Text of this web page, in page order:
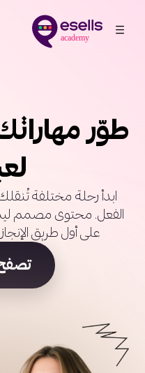
طوّر
ابدأ رحلة مختلفة
الفعل. محتوى مصمم
على أول طريق